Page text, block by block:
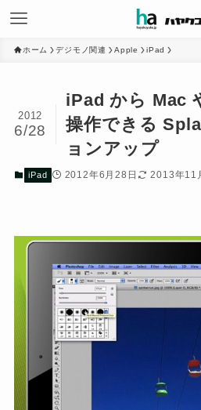
ホーム デジモノ関連 Apple iPad
iPad から Mac
操作できる
ョンアップ
2012
6/28
iPad 2012年6月28日 2013年11